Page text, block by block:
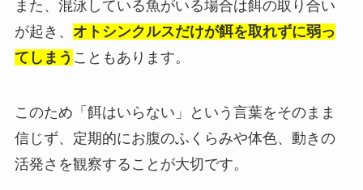
また、混泳している魚がいる場合は餌の取り合い
が起き、 オトシンクルスだけが餌を取れずに弱っ
てしまう こともあります。
このため「餌はいらない」という言葉をそのまま
信じず、定期的にお腹のふくらみや体色、動きの
活発さを観察することが大切です。